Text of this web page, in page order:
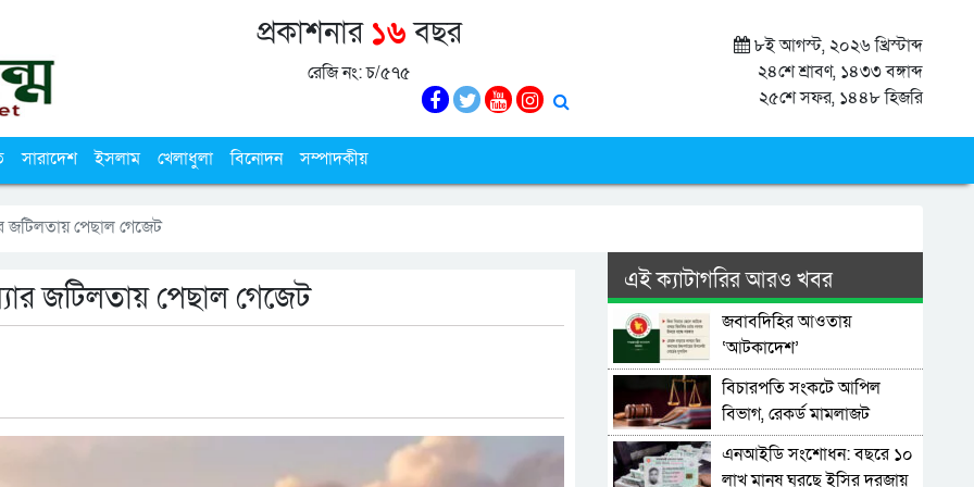
প্রকাশনার ১৬বছর
রেজি নং: চ/৫৭৫
৮ই আগস্ট, ২০২৬ খ্রিস্টাব্দ
২৪শে শ্রাবণ, ১৪৩৩ বঙ্গাব্দ
২৫শে সফর, ১৪৪৮ হিজরি
সারাদেশ ইসলাম খেলাধুলা বিনোদন সম্পাদকীয়
জটিলতায় পেছাল গেজেট
জটিলতায় পেছাল গেজেট এই ক্যাটাগরির আরও খবর
জবাবদিহির আওতায়
‘আটকাদেশ’
বিচারপতি সংকটে আপিল
বিভাগ, রেকর্ড মামলাজট
এনআইডি সংশোধন: বছরে ১০
লাখ মানুষ ঘুরছে ইসির দরজায়